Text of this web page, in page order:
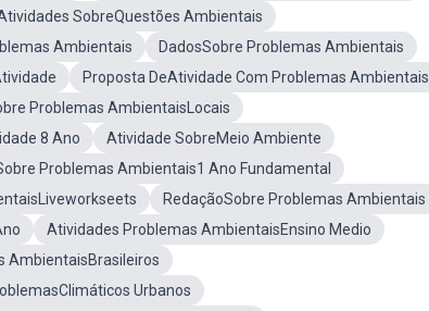
SobreQuestões Ambientais
Ambientais
DadosSobre Problemas Ambientais
Proposta DeAtividade Com Problemas Ambientais
Problemas AmbientaisLocais
8 Ano
Atividade SobreMeio Ambiente
Problemas Ambientais1 Ano Fundamental
RedaçãoSobre Problemas Ambientais
Atividades Problemas AmbientaisEnsino Medio
AmbientaisBrasileiros
Urbanos